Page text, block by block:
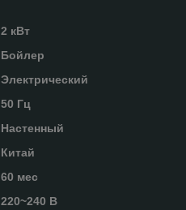
2 кВт
Бойлер
Электрический
50 Гц
Настенный
Китай
60 мес
220~240 В